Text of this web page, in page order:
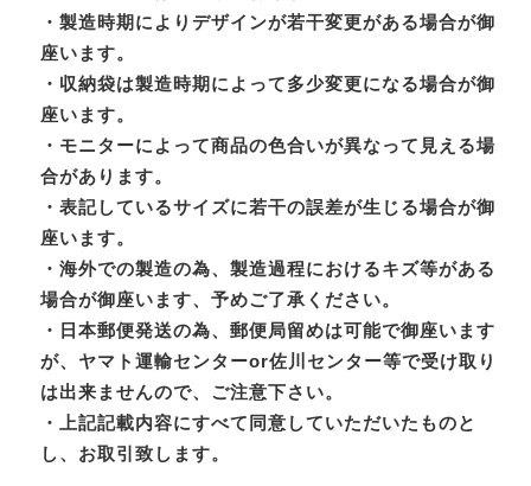
・製造時期によりデザインが若干変更がある場合が御
座います。
・収納袋は製造時期によって多少変更になる場合が御
座います。
・モニターによって商品の色合いが異なって見える場
合があります。
・表記しているサイズに若干の誤差が生じる場合が御
座います。
・海外での製造の為、製造過程におけるキズ等がある
場合が御座います、予めご了承ください。
・日本郵便発送の為、郵便局留めは可能で御座います
が、ヤマト運輸センターor佐川センター等で受け取り
は出来ませんので、ご注意下さい。
・上記記載内容にすべて同意していただいたものと
し、お取引致します。